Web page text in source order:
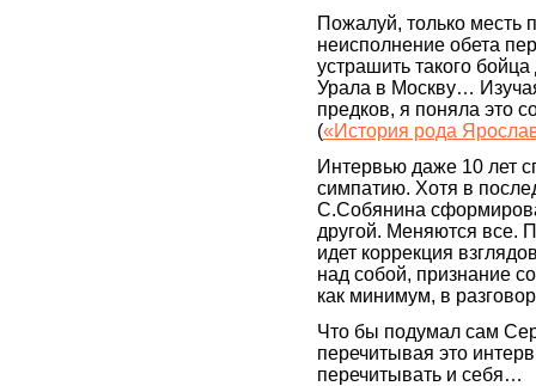
Пожалуй, только месть
неисполнение обета
устрашить такого
Урала в Москву…
предков, я поняла это
(«История рода
Интервью даже 10 лет
симпатию. Хотя в
С.Собянина
другой. Меняются все.
идет коррекция
над собой, признание
как минимум, в
Что бы подумал сам
перечитывая это
перечитывать и себя…